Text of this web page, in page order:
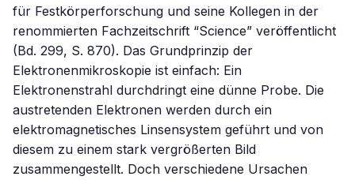
für Festkörperforschung und seine Kollegen in der
renommierten Fachzeitschrift “Science” veröffentlicht
(Bd. 299, S. 870). Das Grundprinzip der
Elektronenmikroskopie ist einfach: Ein
Elektronenstrahl durchdringt eine dünne Probe. Die
austretenden Elektronen werden durch ein
elektromagnetisches Linsensystem geführt und von
diesem zu einem stark vergrößerten Bild
zusammengestellt. Doch verschiedene Ursachen